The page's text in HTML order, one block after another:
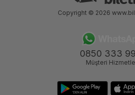
0850 333 99
Müşteri
Copyright © 2026